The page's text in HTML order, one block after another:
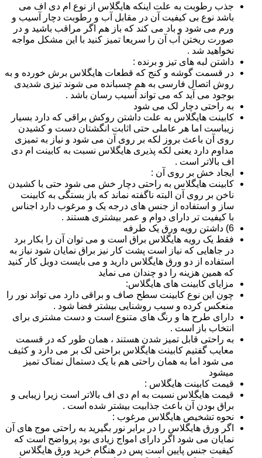
جذب رطوبت به علت اینکه هایگلاس از نوع ام دی اف می
باشد نوع بی کیفیت آن در مقابل آب و رطوبت دچار آسیب و
ورم می شود و باد می کند که باز هم اگر مراقب باشید و در
صورت ریختن آب آن را سریعا تمیز کنید با این مشکل مواجه
نخواهید شد .
داشتن لبه های تیز و برنده :
در قسمت گوشه و کنج که قطعات هایگلاس برش خورده و به
روش اتصال فارسی به هم چسبانده می شوند تیزی شدیدی
بوجود می آید که می تواند آسیب رسان باشد .
به راحتی دچار لک می شود
کابینت هایگلاس به علت داشتن روکش براقی که دارد بسیار
زیباست اما هر عاملی حتی اثابت انگشتان دست و کشیدن
روی آن باعث بروز لکه بر روی آن می شود و نیاز به تمیزی
مداوم دارد یعنی لکه پذیری هایگلاس نسبت به کابینت ام دی
اف بالاتر است .
ایجاد خش بر روی آن :
کابینت هایگلاس به راحتی دچار خش می شود حتی با کشیدن
ناخن بر روی آن البته ناگفته نماند که باز بستگی به کابینت
ساز و استفاده از جنس های درجه یک و مرغوب دارد اجناس
با کیفیت تر دارای دوام و عمر بیشتری هستند .
6) داشتن رویه ورق یک طرفه
فقط یک رویه هایگلاس براق است و می توان آن را بکار برد
در جاهایی که نیاز است پشت کار نیز براق نمایان شود نیاز به
استفاده از دو ورق هایگلاس دارید و می بایست دوبل کار کنید
که همین هزینه را دو چندان می نماید
مزایای کابینت های هایگلاس:
چون این نوع کابینت سطح صاف و براقی دارد می تواند نور را
منعکس کرده و سبب روشنایی بیشتر فضا شود .
دارای طرح ها و رنگ های متنوع است و دست مشتری برای
انتخاب باز است .
به راحتی قابل تمیز شدن هستند ، همان طور که در قسمت
معایب گفتیم کابینت هایگلاس براحتی لک بر می دارد و کثیف
می شود اما به همان راحتی هم با یک دستمال نمناک تمیز
میشود
قیمت کابینت هایگلاس :
قیمت هایگلاس نسبت به ام دی اف بالاتر است زیرا زیبایی و
براق بودن آن باعث جذابیت بیشتر شده است .
نحوه تشخیص هایگلاس مرغوب :
اگر ورق هایگلاس را در برابر نور بگیرید به راحتی موج های آن
نمایان می شود اگر دارای امواج زیادی بود پرواضح است که
کیفیت جنس پایین است پس در هنگام خرید ورق هایگلاس